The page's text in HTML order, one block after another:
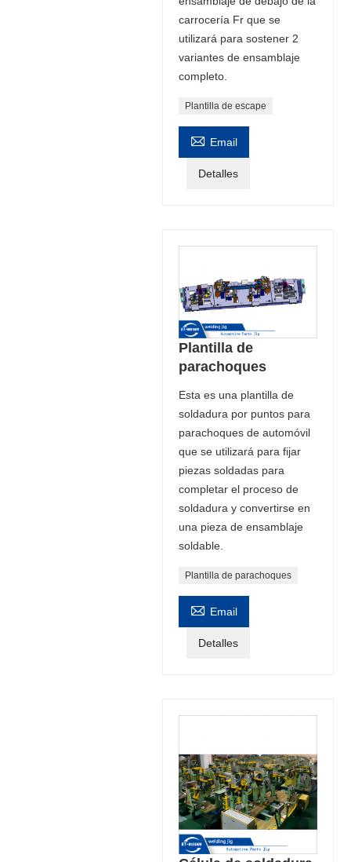
carrocería Fr que se
utilizará para sostener 2
variantes de ensamblaje
completo.
Plantilla de escape
 Email
Detalles
Plantilla de
parachoques
Esta es una plantilla de
soldadura por puntos para
parachoques de automóvil
que se utilizará para fijar
piezas soldadas para
completar el proceso de
soldadura y convertirse en
una pieza de ensamblaje
soldable.
Plantilla de parachoques
 Email
Detalles